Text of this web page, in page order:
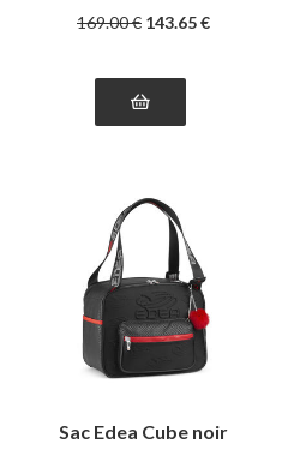
169.00€ 143.65€
Sac Edea Cube noir